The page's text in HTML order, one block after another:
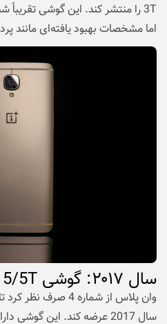
اما مشخصات بهبود یافته‌ای مانند
سال ۲۰۱۷: گوشی 5T
سال 2017 عرضه کند. این